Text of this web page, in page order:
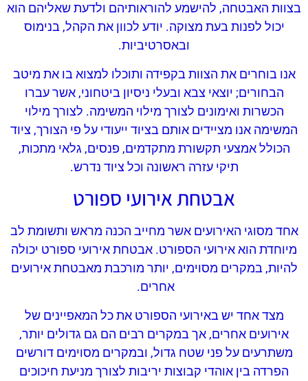
בצוות האבטחה, להישמע להוראותיהם ולדעת שאליהם הוא
יכול לפנות בעת מצוקה. יודע לכוון את הקהל, בנימוס
ובאסרטיביות.
אנו בוחרים את הצוות בקפידה ותוכלו למצוא בו את מיטב
הבחורים; יוצאי צבא ובעלי ניסיון ביטחוני, אשר עברו
הכשרות ואימונים לצורך מילוי המשימה. לצורך מילוי
המשימה אנו מציידים אותם בציוד ייעודי על פי הצורך, ציוד
הכולל אמצעי תקשורת מתקדמים, פנסים, גלאי מתכות,
תיקי עזרה ראשונה וכל ציוד נדרש.
אבטחת אירועי ספורט
אחד מסוגי האירועים אשר מחייב הכנה מראש ותשומת לב
מיוחדת הוא אירועי הספורט. אבטחת אירועי ספורט יכולה
להיות, במקרים מסוימים, יותר מורכבת מאבטחת אירועים
אחרים.
מצד אחד יש באירועי הספורט את כל המאפיינים של
אירועים אחרים, אך במקרים רבים הם גם גדולים יותר,
משתרעים על פני שטח גדול, ובמקרים מסוימים דורשים
הפרדה בין אוהדי קבוצות יריבות לצורך מניעת חיכוכים